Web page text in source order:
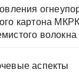
картона
волокна
аспекты